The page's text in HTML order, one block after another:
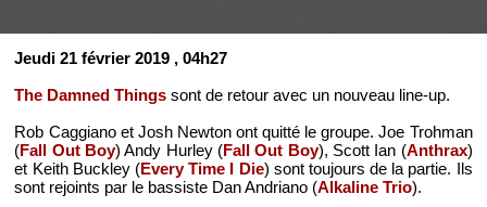
Jeudi 21 février 2019 , 04h27
The Damned Things sont de retour avec un nouveau line-up.
Rob Caggiano et Josh Newton ont quitté le groupe. Joe Trohman
(Fall Out Boy) Andy Hurley (Fall Out Boy), Scott Ian (Anthrax)
et Keith Buckley (Every Time I Die) sont toujours de la partie. Ils
sont rejoints par le bassiste Dan Andriano (Alkaline Trio).